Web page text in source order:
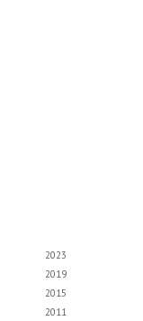
2023
2019
2015
2011